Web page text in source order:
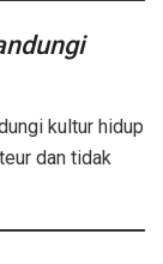
kultur hidup
dan tidak